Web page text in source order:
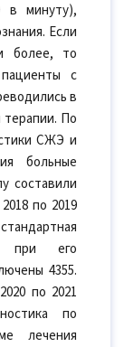
в минуту),
Если
более, то
с
в
По
СЖЭ и
больные
составили
по 2019
при его
4355.
по 2021
по
лечения